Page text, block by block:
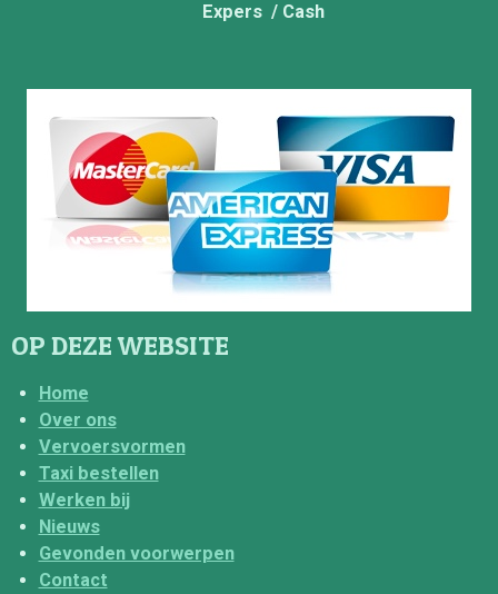
Expers / Cash
OP DEZE WEBSITE
Home
Over ons
Vervoersvormen
Taxi bestellen
Werken bij
Nieuws
Gevonden voorwerpen
Contact